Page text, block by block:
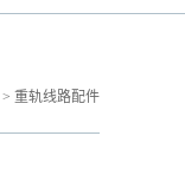
> 重轨线路配件